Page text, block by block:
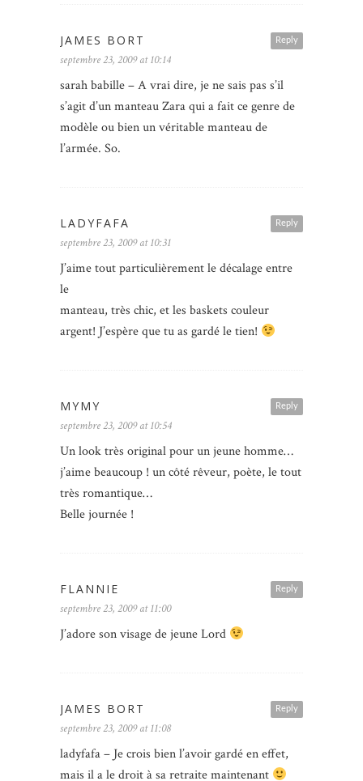
Reply
JAMES BORT
septembre 23, 2009 at 10:14
sarah babille – A vrai dire, je ne sais pas s’il
s’agit d’un manteau Zara qui a fait ce genre de
modèle ou bien un véritable manteau de
l’armée. So.
Reply
LADYFAFA
septembre 23, 2009 at 10:31
J’aime tout particulièrement le décalage entre
le
manteau, très chic, et les baskets couleur
argent! J’espère que tu as gardé le tien!
Reply
MYMY
septembre 23, 2009 at 10:54
Un look très original pour un jeune homme…
j’aime beaucoup ! un côté rêveur, poète, le tout
très romantique…
Belle journée !
Reply
FLANNIE
septembre 23, 2009 at 11:00
J’adore son visage de jeune Lord
Reply
JAMES BORT
septembre 23, 2009 at 11:08
ladyfafa – Je crois bien l’avoir gardé en effet,
mais il a le droit à sa retraite maintenant